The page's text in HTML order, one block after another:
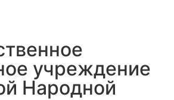
учреждение
Народной